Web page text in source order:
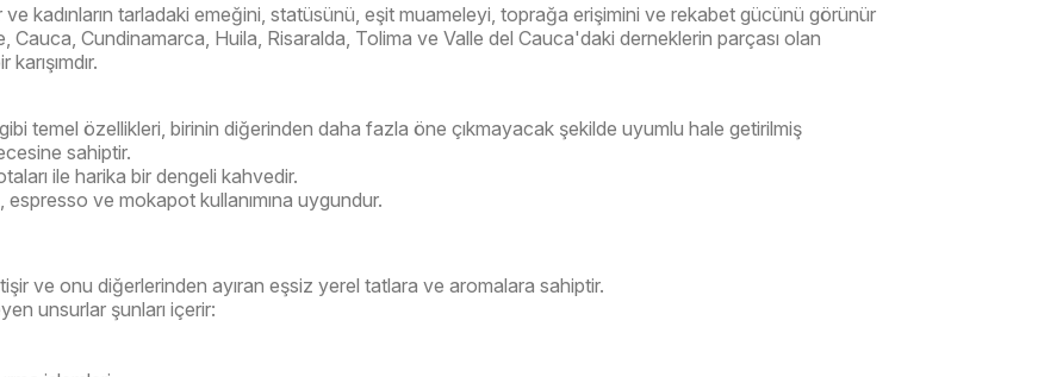
ve kadınların tarladaki emeğini, statüsünü, eşit muameleyi, toprağa erişimini ve rekabet gücünü görünür
Cauca, Cundinamarca, Huila, Risaralda, Tolima ve Valle del Cauca'daki derneklerin parçası olan
temel özellikleri, birinin diğerinden daha fazla öne çıkmayacak şekilde uyumlu hale getirilmiş
sahiptir.
ile harika bir dengeli kahvedir.
ve mokapot kullanımına uygundur.
ve onu diğerlerinden ayıran eşsiz yerel tatlara ve aromalara sahiptir.
unsurlar şunları içerir: